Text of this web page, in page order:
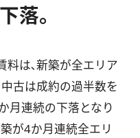
落。
料は､新築が全エリア
古は成約の過半数を
月連続の下落となり
が4か月連続全エリ